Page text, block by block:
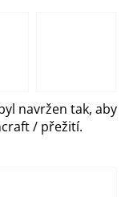
navržen tak, aby
/ přežití.